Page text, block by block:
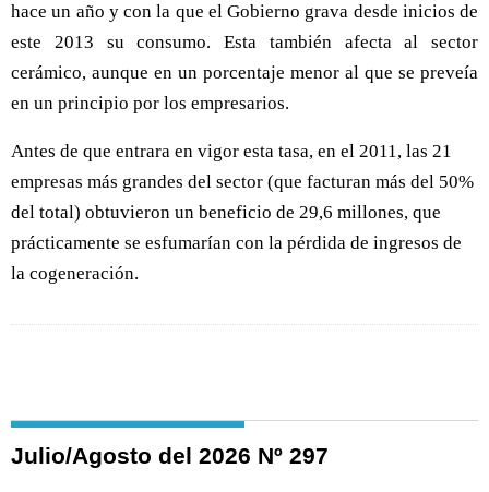
hace un año y con la que el Gobierno grava desde inicios de
este 2013 su consumo. Esta también afecta al sector
cerámico, aunque en un porcentaje menor al que se preveía
en un principio por los empresarios.
Antes de que entrara en vigor esta tasa, en el 2011, las 21
empresas más grandes del sector (que facturan más del 50%
del total) obtuvieron un beneficio de 29,6 millones, que
prácticamente se esfumarían con la pérdida de ingresos de
la cogeneración.
Julio/Agosto del 2026 Nº 297